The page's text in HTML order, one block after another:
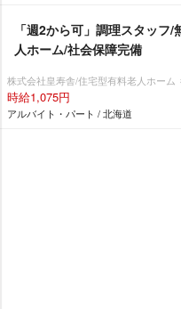
「週2から可」調理スタッフ
人ホーム/社会保障完備
株式会社皇寿舎/住宅型有料老人ホーム
時給1,075円
アルバイト・パート / 北海道